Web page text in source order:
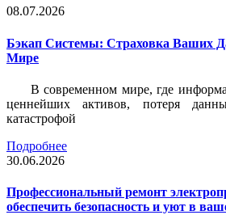
08.07.2026
Бэкап Системы: Страховка Ваших
Мире
В современном мире, где
ценнейших активов, потеря
катастрофой
Подробнее
30.06.2026
Профессиональный ремонт
обеспечить безопасность и уют в